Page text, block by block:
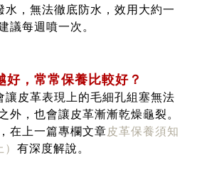
水，無法徹底防水，效用大約一
議每週噴一次。
好，常常保養比較好？
讓皮革表現上的毛細孔組塞無法
外，也會讓皮革漸漸乾燥龜裂。
在上一篇專欄文章皮革保養須知
有深度解說。